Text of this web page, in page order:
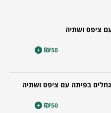
ציפס ושתיה
₪50
+
בפיתה עם ציפס ושתיה
₪50
+